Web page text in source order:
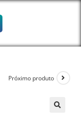
Próximo produto